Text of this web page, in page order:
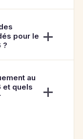
pour le
?
au
et quels